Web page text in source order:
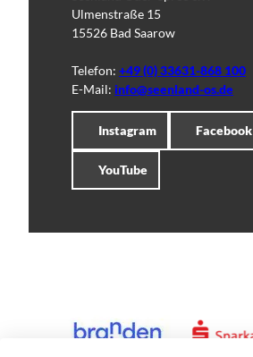
Ulmenstraße 15
15526 Bad Saarow
Telefon: +49 (0) 33631-868 100
E-Mail: info@seenland-os.de
Instagram Facebook
YouTube